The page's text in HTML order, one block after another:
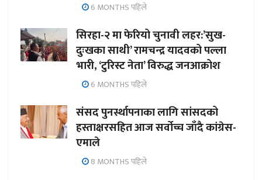
6 MONTHS पहिले
सिरहा-२ मा फेरियो चुनावी लहर:’सुख-
दुःखका साथी’ रामचन्द्र यादवको पल्ला
भारी, ‘टुरिस्ट नेता’ विरुद्ध जनआक्रोश
6 MONTHS पहिले
संसद पुनर्स्थापनाका लागि सांसदको
हस्ताक्षरसहित आज सर्वोच्च जाँदै कांग्रेस-
एमाले
8 MONTHS पहिले